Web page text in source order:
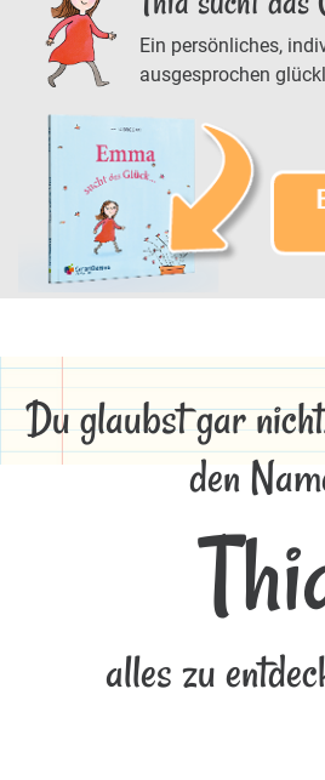
Ein persönliches,
ausgesprochen
Du glaubst gar
den
alles zu